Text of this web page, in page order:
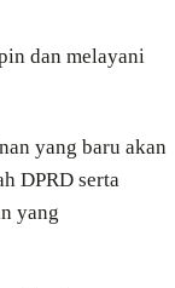
dan melayani
yang baru akan
DPRD serta
yang